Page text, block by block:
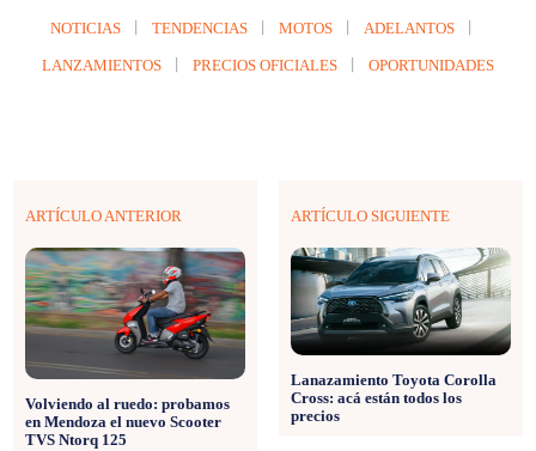
NOTICIAS TENDENCIAS MOTOS ADELANTOS
LANZAMIENTOS PRECIOS OFICIALES OPORTUNIDADES
ARTÍCULO ANTERIOR
Volviendo al ruedo: probamos
en Mendoza el nuevo Scooter
TVS Ntorq 125
ARTÍCULO SIGUIENTE
Lanazamiento Toyota Corolla
Cross: acá están todos los
precios